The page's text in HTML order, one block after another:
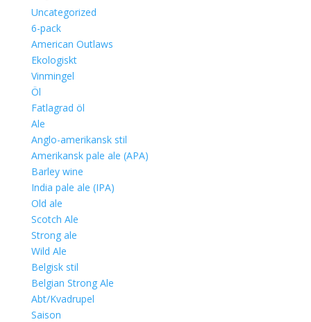
Uncategorized
6-pack
American Outlaws
Ekologiskt
Vinmingel
Öl
Fatlagrad öl
Ale
Anglo-amerikansk stil
Amerikansk pale ale (APA)
Barley wine
India pale ale (IPA)
Old ale
Scotch Ale
Strong ale
Wild Ale
Belgisk stil
Belgian Strong Ale
Abt/Kvadrupel
Saison